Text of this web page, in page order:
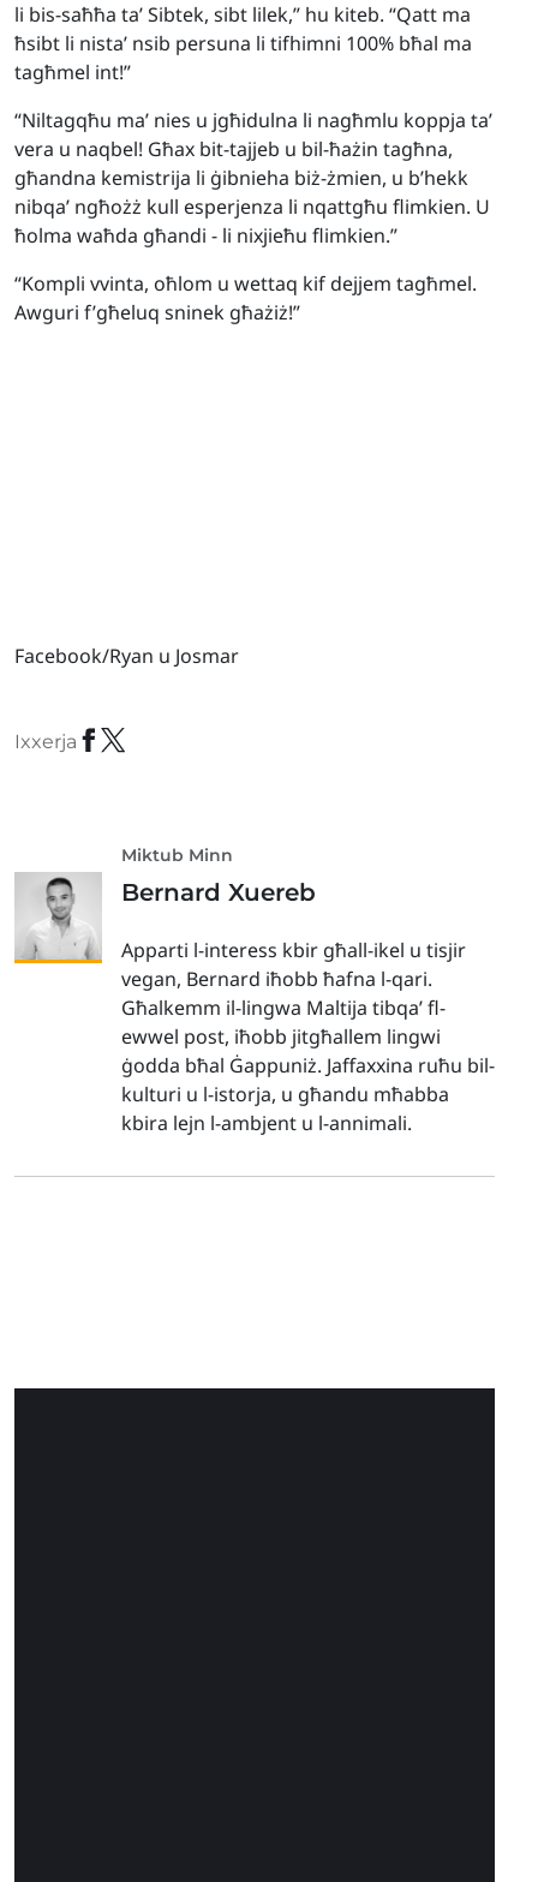
li bis-saħħa ta’ Sibtek, sibt lilek,” hu kiteb. “Qatt ma
ħsibt li nista’ nsib persuna li tifhimni 100% bħal ma
tagħmel int!”
“Niltagqħu ma’ nies u jgħidulna li nagħmlu koppja ta’
vera u naqbel! Għax bit-tajjeb u bil-ħażin tagħna,
għandna kemistrija li ġibnieha biż-żmien, u b’hekk
nibqa’ ngħożż kull esperjenza li nqattgħu flimkien. U
ħolma waħda għandi - li nixjieħu flimkien.”
“Kompli vvinta, oħlom u wettaq kif dejjem tagħmel.
Awguri f’għeluq sninek għażiż!”
Facebook/Ryan u Josmar
Ixxerja
Miktub Minn
Bernard Xuereb
Apparti l-interess kbir għall-ikel u tisjir
vegan, Bernard iħobb ħafna l-qari.
Għalkemm il-lingwa Maltija tibqa’ fl-
ewwel post, iħobb jitgħallem lingwi
ġodda bħal Ġappuniż. Jaffaxxina ruħu bil-
kulturi u l-istorja, u għandu mħabba
kbira lejn l-ambjent u l-annimali.